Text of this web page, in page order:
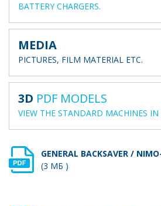
BATTERY CHARGERS.
MEDIA
PICTURES, FILM MATERIAL ETC.
3D PDF MODELS
VIEW THE STANDARD MACHINES IN
GENERAL BACKSAVER /
(3 МБ )